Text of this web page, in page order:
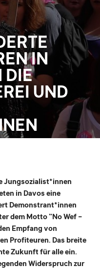
IN
DIE
UND
Jungsozialist*innen
in Davos eine
Demonstrant*innen
dem Motto “No Wef –
Empfang von
Profiteuren. Das breite
Zukunft für alle ein.
Widerspruch zur